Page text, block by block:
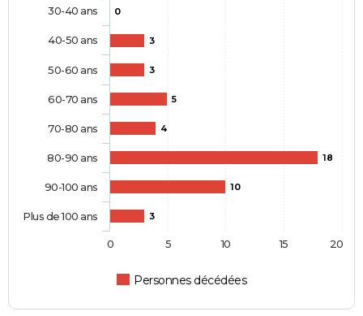
0
3
3
5
4
18
10
3
Personnes décédées
30-40 ans
40-50 ans
50-60 ans
60-70 ans
70-80 ans
80-90 ans
90-100 ans
Plus de 100 ans
0 5 10 15 20